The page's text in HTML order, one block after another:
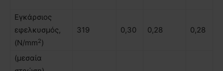
Εγκάρσιος
εφελκυσµός,
(N/mm2)
319 0,30 0,28 0,28
(µεσαία